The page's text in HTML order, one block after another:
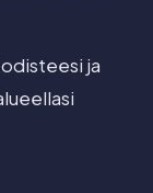
ja